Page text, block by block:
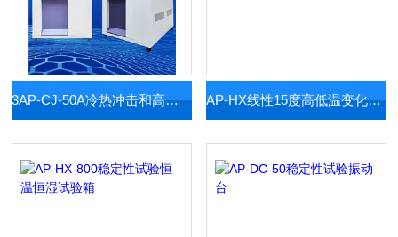
3AP-CJ-50A冷热冲击和高低温循环 AP-HX线性15度高低温变化试验箱